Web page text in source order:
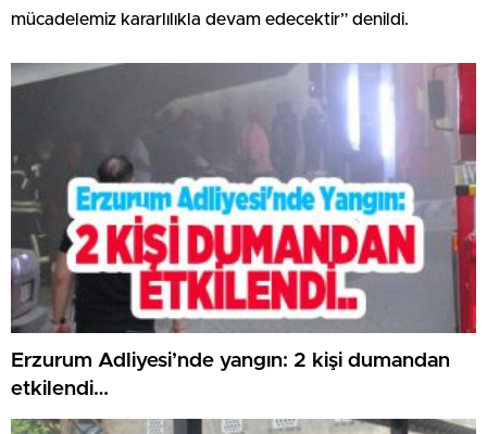
mücadelemiz kararlılıkla devam edecektir” denildi.
Erzurum Adliyesi’nde yangın: 2 kişi dumandan
etkilendi…